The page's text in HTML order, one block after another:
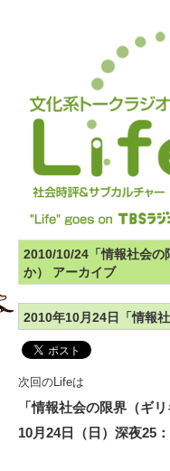
2010/10/24「情報社会の
か） アーカイブ
2010年10月24日「情報
次回のLifeは
「情報社会の限界（ギ
10月24日（日）深夜25